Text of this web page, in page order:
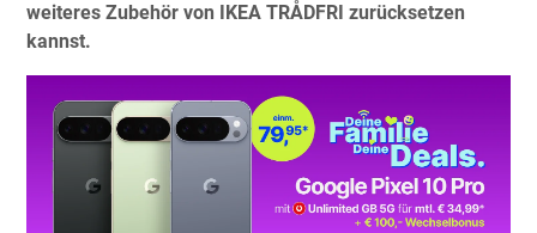
weiteres Zubehör von IKEA TRÅDFRI zurücksetzen
kannst.